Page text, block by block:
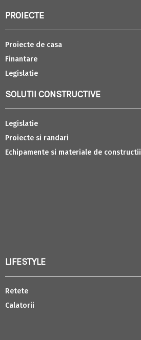
PROIECTE
Proiecte de casa
Finantare
Legislatie
SOLUTII CONSTRUCTIVE
Legislatie
Proiecte si randari
Echipamente si materiale de constructii
LIFESTYLE
Retete
Calatorii